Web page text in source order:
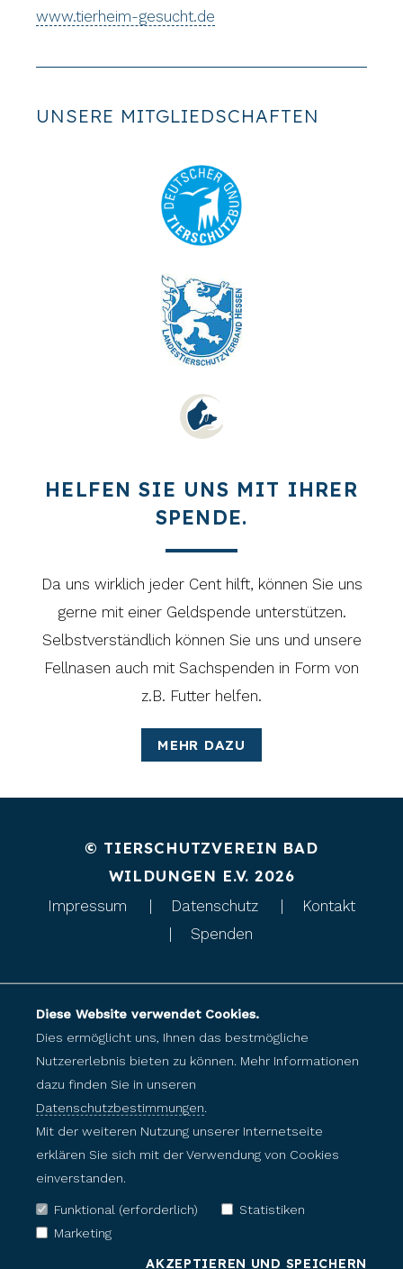
www.tierheim-gesucht.de
UNSERE MITGLIEDSCHAFTEN
HELFEN SIE UNS MIT IHRER
SPENDE.
Da uns wirklich jeder Cent hilft, können Sie uns
gerne mit einer Geldspende unterstützen.
Selbstverständlich können Sie uns und unsere
Fellnasen auch mit Sachspenden in Form von
z.B. Futter helfen.
MEHR DAZU
© TIERSCHUTZVEREIN BAD
WILDUNGEN E.V. 2026
Impressum Datenschutz
Kontakt
Spenden
Diese Website verwendet Cookies.
Dies ermöglicht uns, Ihnen das bestmögliche
Nutzererlebnis bieten zu können. Mehr Informationen
dazu finden Sie in unseren
Datenschutzbestimmungen.
Mit der weiteren Nutzung unserer Internetseite
erklären Sie sich mit der Verwendung von Cookies
einverstanden.
Funktional (erforderlich)
Statistiken
Marketing
AKZEPTIEREN UND SPEICHERN